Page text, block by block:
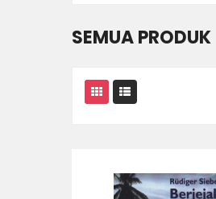
SEMUA PRODUK